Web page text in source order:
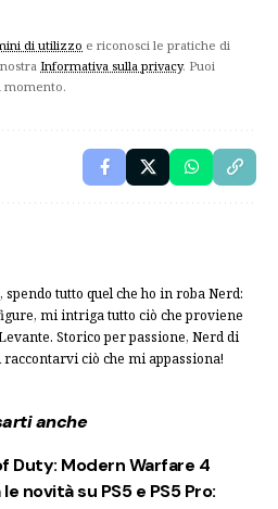
di utilizzo e riconosci le pratiche di
Informativa sulla privacy. Puoi
momento.
tutto quel che ho in roba Nerd:
mi intriga tutto ciò che proviene
Storico per passione, Nerd di
ciò che mi appassiona!
anche
Duty: Modern Warfare 4
novità su PS5 e PS5 Pro: